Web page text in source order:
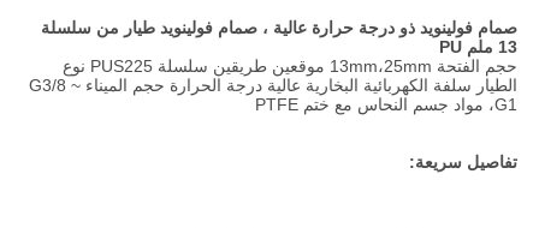
صمام فولينويد ذو درجة حرارة عالية ، صمام فولينويد طيار من سلسلة
13 ملم PU
حجم الفتحة 13mm،25mm موقعين طريقين سلسلة PUS225 نوع
الطيار سلفة الكهربائية البخارية عالية درجة الحرارة حجم الميناء G3/8 ~
G1، مواد جسم النحاس مع ختم PTFE
تفاصيل سريعة: